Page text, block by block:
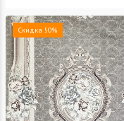
Скидка 50%